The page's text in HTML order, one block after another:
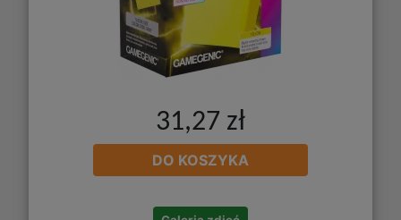
31,27 zł
DO KOSZYKA